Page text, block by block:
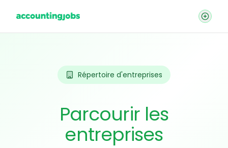
Répertoire d'entreprises
Parcourir les
entreprises